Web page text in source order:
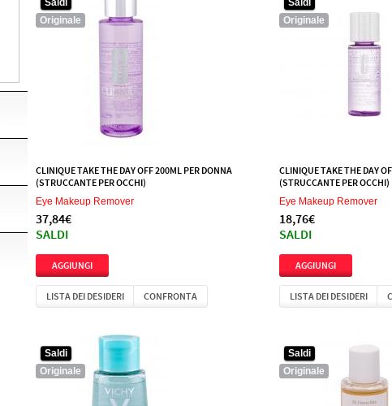
Saldi
Originale
CLINIQUE TAKE THE DAY OFF 200ML PER DONNA
(STRUCCANTE PER OCCHI)
Eye Makeup Remover
37,84€
SALDI
LISTA DEI DESIDERI CONFRONTA
Saldi
Originale
CLINIQUE TAKE THE DAY
(STRUCCANTE PER OCCHI)
Eye Makeup Remover
18,76€
SALDI
LISTA DEI DESIDERI
Saldi
Originale
Saldi
Originale